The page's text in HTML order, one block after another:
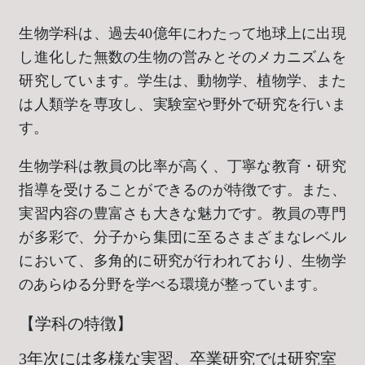
生物学科は、過去40億年にわたって地球上に出現
し進化した無数の生物の営みとそのメカニズムを
研究しています。学生は、動物学、植物学、また
は人類学を専攻し、実験室や野外で研究を行いま
す。
生物学科は教員の比率が高く、丁寧な教育・研究
指導を受けることができるのが特徴です。また、
実習内容の豊富さも大きな魅力です。教員の専門
が多彩で、分子から集団に至るさまざまなレベル
において、多角的に研究が行われており、生物学
のあらゆる分野を学べる環境が整っています。
【学科の特徴】
3年次には多様な実習、卒業研究では研究室